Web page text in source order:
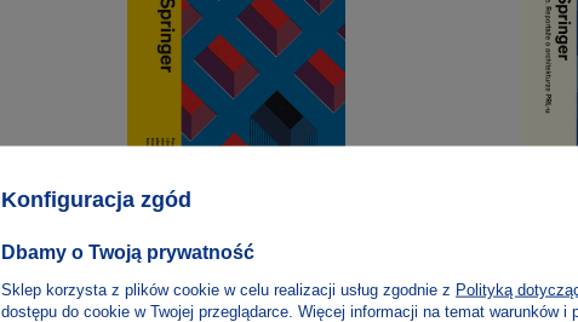
Filip Springer Filip
Konfiguracja zgód
Dbamy o Twoją prywatność
Sklep korzysta z plików cookie w celu realizacji usług zgodnie z Polityką
dostępu do cookie w Twojej przeglądarce. Więcej informacji na temat warunków